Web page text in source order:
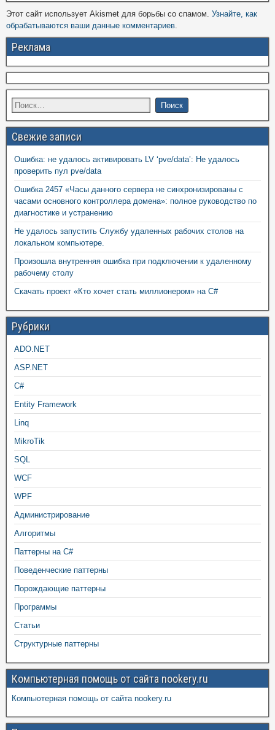
Этот сайт использует Akismet для борьбы со спамом. Узнайте, как
обрабатываются ваши данные комментариев
Реклама
Свежие записи
Ошибка: не удалось активировать LV ‘pve/data’: Не удалось
проверить пул pve/data
Ошибка 2457 «Часы данного сервера не синхронизированы с
часами основного контроллера домена»: полное руководство по
диагностике и устранению
Не удалось запустить Службу удаленных рабочих столов на
локальном компьютере.
Произошла внутренняя ошибка при подключении к удаленному
рабочему столу
Скачать проект «Кто хочет стать миллионером» на C#
Рубрики
ADO.NET
ASP.NET
C#
Entity Framework
Linq
MikroTik
SQL
WCF
WPF
Администрирование
Алгоритмы
Паттерны на C#
Поведенческие паттерны
Порождающие паттерны
Программы
Статьи
Структурные паттерны
Компьютерная помощь от сайта nookery.ru
Компьютерная помощь от сайта nookery.ru